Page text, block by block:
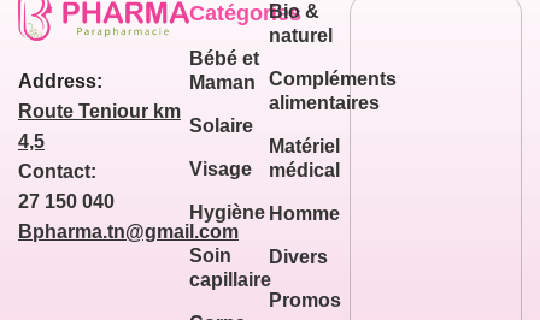
Address:
Route Teniour km
4,5
Contact:
27 150 040
Bpharma.tn@gmail.com
Catégories
Bébé et
Maman
Solaire
Visage
Hygiène
Soin
capillaire
Bio &
naturel
Compléments
alimentaires
Matériel
médical
Homme
Divers
Promos